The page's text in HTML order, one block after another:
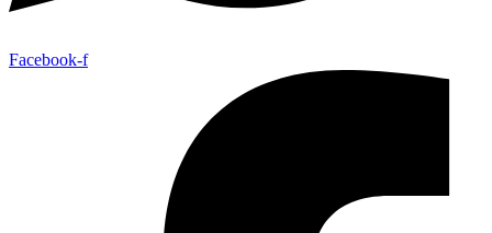
Facebook-f